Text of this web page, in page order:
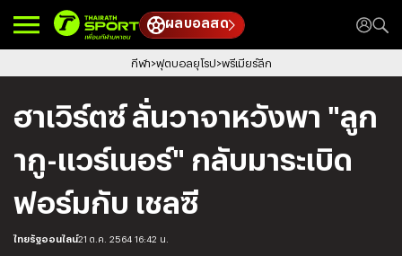
ผลบอลสด
กีฬา ฟุตบอลยุโรป พรีเมียร์ลีก
ฮาเวิร์ตซ์ ลั่นวาจาหวังพา "ลูก
ากู-แวร์เนอร์" กลับมาระเบิด
ฟอร์มกับ เชลซี
ไทยรัฐออนไลน์21 ต.ค. 2564 16:42 น.